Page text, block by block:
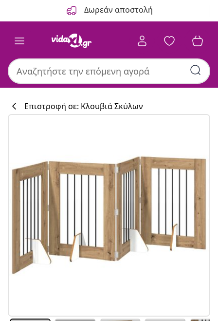
Δωρεάν αποστολή
#sharemevidaxl
Επιστροφή σε: Κλουβιά Σκύλων